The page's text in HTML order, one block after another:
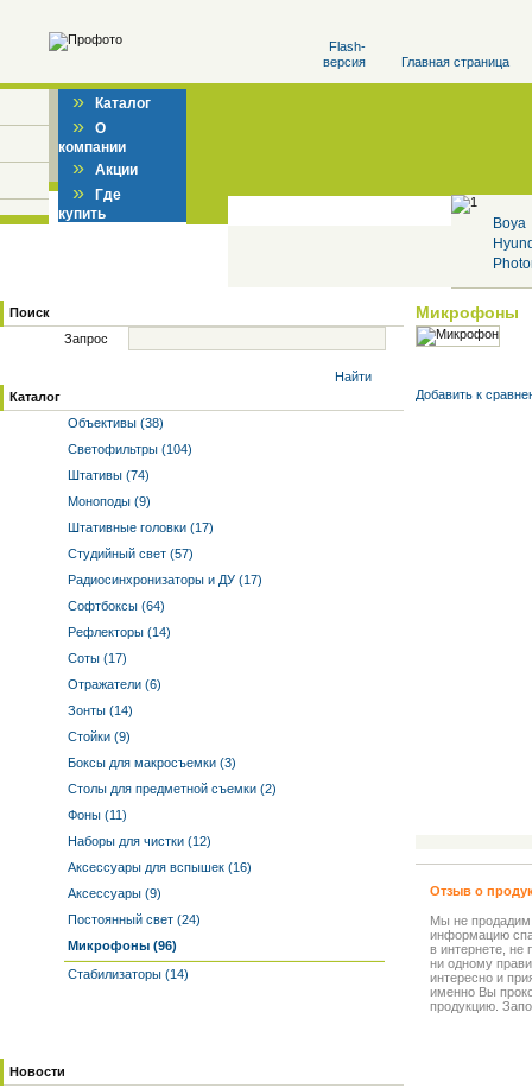
Flash-
версия
Главная страница
» Каталог
» О
компании
» Акции
» Где
купить
Boya
Поиск
Запрос
Найти
Каталог
Объективы (38)
Светофильтры (104)
Штативы (74)
Моноподы (9)
Штативные головки (17)
Студийный свет (57)
Радиосинхронизаторы и ДУ (17)
Софтбоксы (64)
Рефлекторы (14)
Соты (17)
Отражатели (6)
Зонты (14)
Стойки (9)
Боксы для макросъемки (3)
Столы для предметной съемки (2)
Фоны (11)
Наборы для чистки (12)
Аксессуары для вспышек (16)
Аксессуары (9)
Постоянный свет (24)
Микрофоны (96)
Стабилизаторы (14)
Новости
Микрофоны
Добавить к
Отзыв о
Мы не
информацию
в интернете, не
ни одному
интересно и
именно Вы
продукцию.